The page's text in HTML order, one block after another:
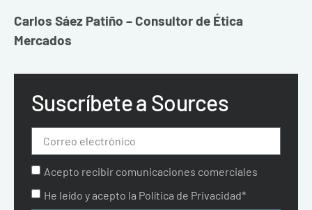
Carlos Sáez Patiño – Consultor de Ética
Mercados
Suscríbete a Sources
Acepto recibir comunicaciones comerciales
He leído y acepto la Política de Privacidad*